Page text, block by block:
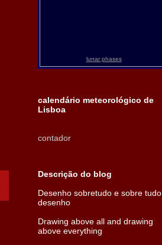
lunar phases
calendário meteorológico de
Lisboa
contador
Descrição do blog
Desenho sobretudo e sobre tudo
desenho
Drawing above all and drawing
above everything